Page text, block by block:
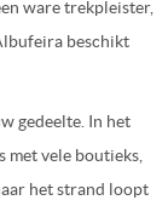
ware trekpleister,
beschikt
gedeelte. In het
vele boutieks,
het strand loopt